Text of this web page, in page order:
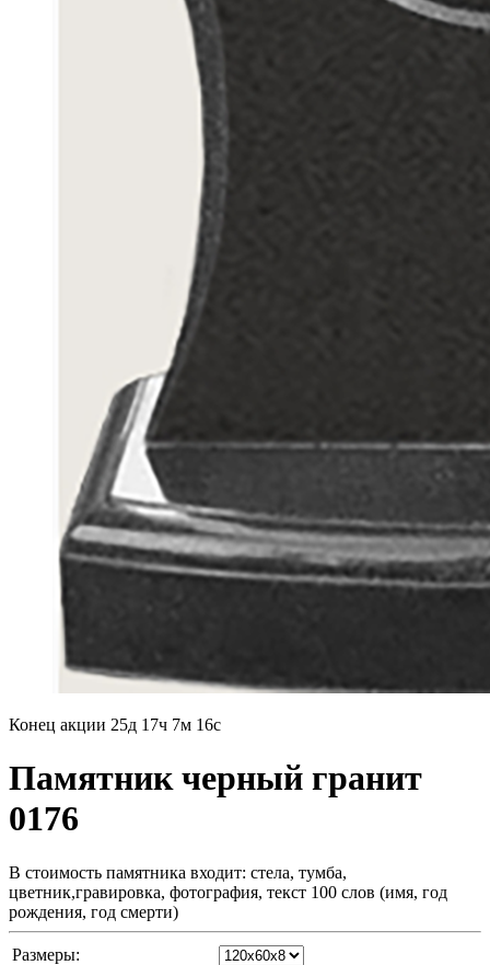
Конец акции 25д 17ч 7м 14с
Памятник черный гранит
0176
В стоимость памятника входит: стела, тумба,
цветник,гравировка, фотография, текст 100 слов (имя, год
рождения, год смерти)
Размеры: